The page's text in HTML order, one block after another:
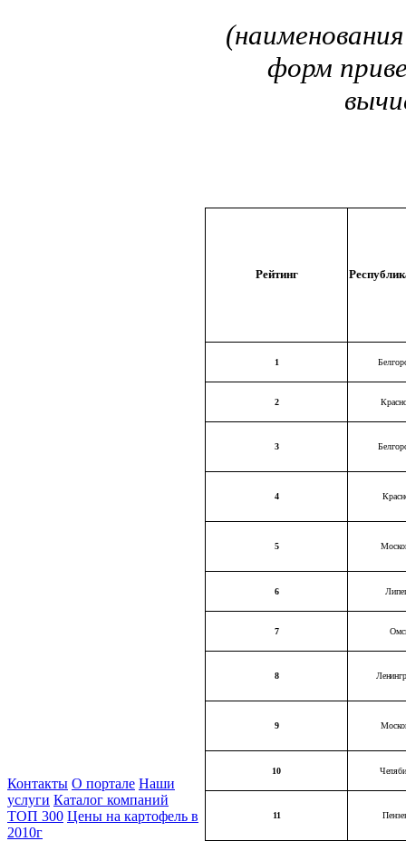
Контакты О портале Наши
услуги Каталог компаний
ТОП 300 Цены на картофель в
2010г
форм
Рейтинг
1
2
3
4
5
6
7
8
9
10
11